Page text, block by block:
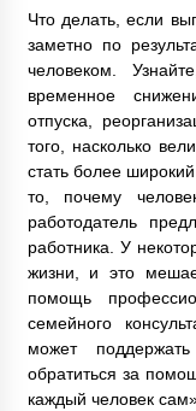
Что делать, если
заметно по
человеком.
временное
отпуска,
того, насколько
стать более
то, почему
работодатель
работника. У
жизни, и это
помощь
семейного
может
обратиться за
каждый человек